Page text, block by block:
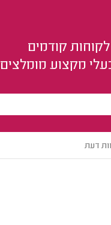
קודמים
מקצוע מומלצים
דעת